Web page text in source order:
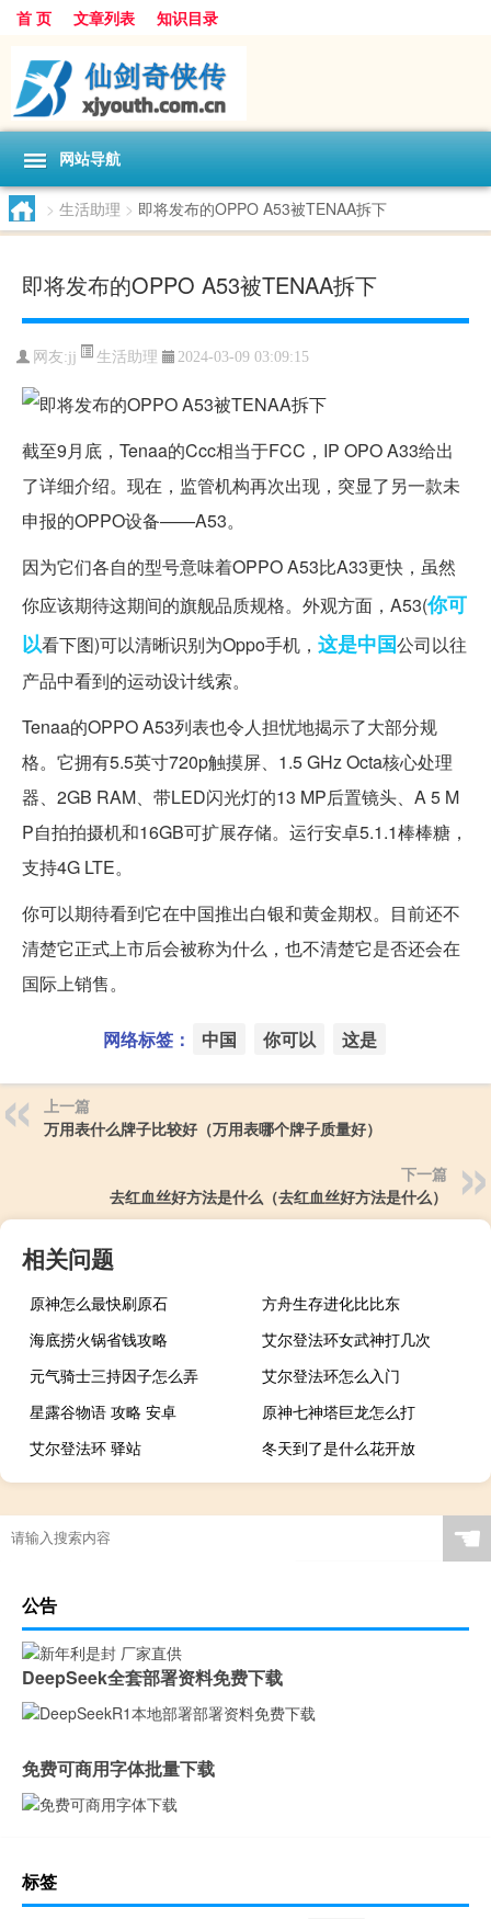
首 页 文章列表 知识目录
网站导航
> 生活助理 > 即将发布的OPPO A53被TENAA拆下
即将发布的OPPO A53被TENAA拆下
网友:jj 生活助理 2024-03-09 03:09:15
截至9月底，Tenaa的Ccc相当于FCC，IP OPO A33给出
了详细介绍。现在，监管机构再次出现，突显了另一款未
申报的OPPO设备——A53。
因为它们各自的型号意味着OPPO A53比A33更快，虽然
你应该期待这期间的旗舰品质规格。外观方面，A53(你可
以看下图)可以清晰识别为Oppo手机， 这是中国公司以往
产品中看到的运动设计线索。
Tenaa的OPPO A53列表也令人担忧地揭示了大部分规
格。它拥有5.5英寸720p触摸屏、1.5 GHz Octa核心处理
器、2GB RAM、带LED闪光灯的13 MP后置镜头、A 5 M
P自拍拍摄机和16GB可扩展存储。运行安卓5.1.1棒棒糖，
支持4G LTE。
你可以期待看到它在中国推出白银和黄金期权。目前还不
清楚它正式上市后会被称为什么，也不清楚它是否还会在
国际上销售。
网络标签： 中国 你可以 这是
上一篇
万用表什么牌子比较好（万用表哪个牌子质量好）
下一篇
去红血丝好方法是什么（去红血丝好方法是什么）
相关问题
原神怎么最快刷原石
方舟生存进化比比东
海底捞火锅省钱攻略
艾尔登法环女武神打几次
元气骑士三持因子怎么弄
艾尔登法环怎么入门
星露谷物语 攻略 安卓
原神七神塔巨龙怎么打
艾尔登法环 驿站
冬天到了是什么花开放
☚
公告
DeepSeek全套部署资料免费下载
免费可商用字体批量下载
标签